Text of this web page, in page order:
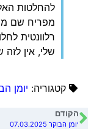
להחלטות
מפריח שם
רלוונטית
שלי, אין
קטגוריה: יומן
הקודם
יומן הבוקר 07.03.2025